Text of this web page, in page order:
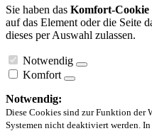
Sie haben das Komfort-Cookie
auf das Element oder die Seite
dieses per Auswahl zulassen.
Notwendig
Komfort
Notwendig:
Diese Cookies sind zur Funktion der
Systemen nicht deaktiviert werden.